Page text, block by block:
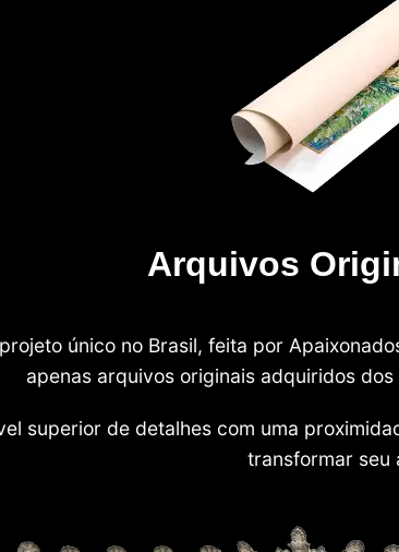
Arquivos
único no Brasil, feita por
apenas arquivos originais adquiridos
superior de detalhes com uma
transformar seu